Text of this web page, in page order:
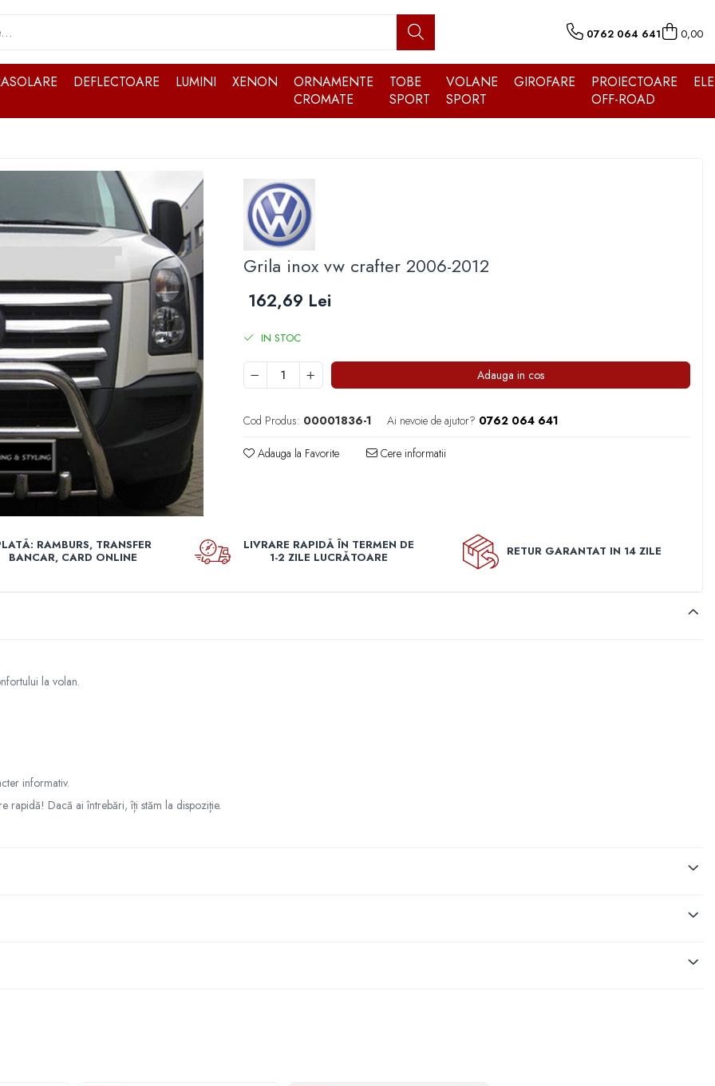
0762 064 641 0,00
DEFLECTOARE LUMINI XENON
ORNAMENTE
CROMATE
TOBE
SPORT
VOLANE
SPORT
GIROFARE
PROIECTOARE
OFF-ROAD
Grila inox vw crafter 2006-2012
162,69 Lei
IN STOC
Adauga in cos
Cod Produs: 00001836-1 Ai nevoie de ajutor? 0762 064 641
Adauga la Favorite Cere informatii
RAMBURS, TRANSFER
BANCAR, CARD ONLINE
LIVRARE RAPIDĂ ÎN TERMEN DE
1-2 ZILE LUCRĂTOARE
RETUR GARANTAT IN 14 ZILE
la volan.
informativ.
rapidă! Dacă ai întrebări, îți stăm la dispoziție.